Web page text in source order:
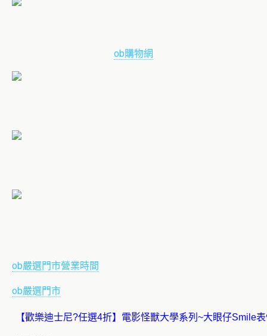
ob購物網
ob嚴選門市營業時間
ob嚴選門市